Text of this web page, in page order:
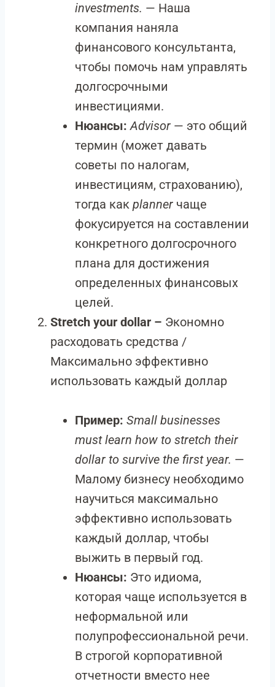
investments. — Наша
компания наняла
финансового консультанта,
чтобы помочь нам управлять
долгосрочными
инвестициями.
Нюансы: Advisor — это общий
термин (может давать
советы по налогам,
инвестициям, страхованию),
тогда как planner чаще
фокусируется на составлении
конкретного долгосрочного
плана для достижения
определенных финансовых
целей.
Stretch your dollar – Экономно
расходовать средства /
Максимально эффективно
использовать каждый доллар
Пример: Small businesses
must learn how to stretch their
dollar to survive the first year. —
Малому бизнесу необходимо
научиться максимально
эффективно использовать
каждый доллар, чтобы
выжить в первый год.
Нюансы: Это идиома,
которая чаще используется в
неформальной или
полупрофессиональной речи.
В строгой корпоративной
отчетности вместо нее